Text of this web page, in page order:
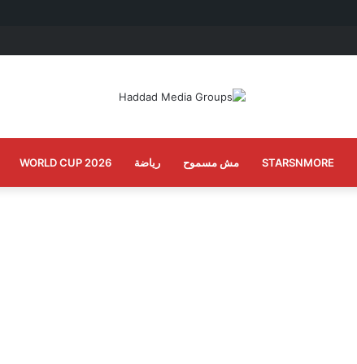
STARSNMORE مش مسموح رياضة WORLD CUP 2026